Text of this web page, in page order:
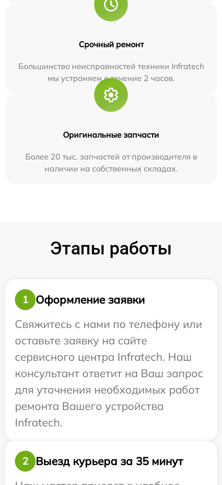
Срочный ремонт
Большинство неисправностей техники Infratech
мы устраняем в течение 2 часов.
Оригинальные запчасти
Более 20 тыс. запчастей от производителя в
наличии на собственных складах.
Этапы работы
1
Оформление заявки
Свяжитесь с нами по телефону или
оставьте заявку на сайте
сервисного центра Infratech. Наш
консультант ответит на Ваш запрос
для уточнения необходимых работ
ремонта Вашего устройства
Infratech.
2
Выезд курьера за 35 минут